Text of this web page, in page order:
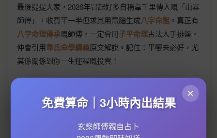
最後提提大家，2026年冒起好多自稱韋千里傳人嘅「山寨
師傅」，收費平一半但求其用電腦生成八字命盤 。真正有
八字命理傳承嘅師傅，一定會用子平命理古法人手排盤，
仲會引用韋氏命學講義原文解說。記住：平嘢未必好，尤
其係關係到你一生運程嘅投資！
×
免費算命｜3小時內出結果
玄燊師傅親自占卜